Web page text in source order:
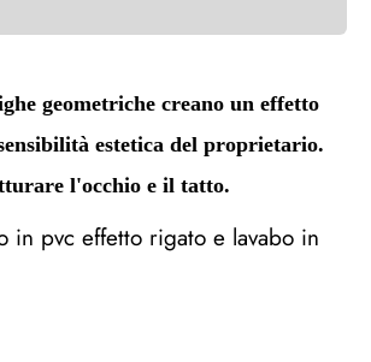
geometriche creano un effetto
estetica del proprietario.
l'occhio e il tatto.
in pvc effetto rigato e lavabo in